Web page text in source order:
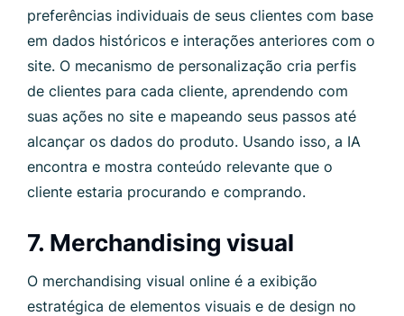
preferências individuais de seus clientes com base
em dados históricos e interações anteriores com o
site. O mecanismo de personalização cria perfis
de clientes para cada cliente, aprendendo com
suas ações no site e mapeando seus passos até
alcançar os dados do produto. Usando isso, a IA
encontra e mostra conteúdo relevante que o
cliente estaria procurando e comprando.
7. Merchandising visual
O merchandising visual online é a exibição
estratégica de elementos visuais e de design no